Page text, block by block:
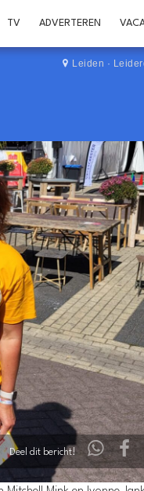
TV ADVERTEREN
Leiden ·
Deel dit bericht!